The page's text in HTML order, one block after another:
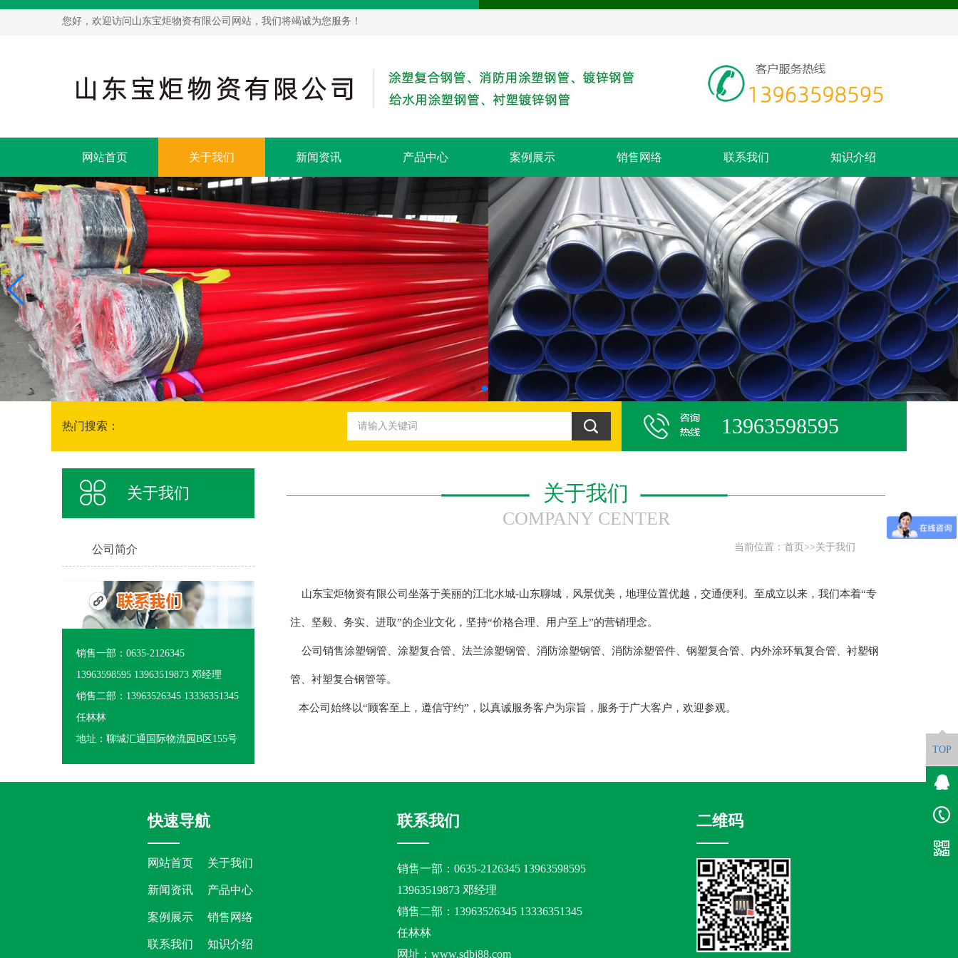
您好，欢迎访问山东宝炬物资有限公司网站，我们将竭诚为您服务！
网站首页 关于我们 新闻资讯 产品中心 案例展示 销售网络 联系我们 知识介绍
热门搜索： 13963598595
关于我们
公司简介
销售一部：0635-2126345
13963598595 13963519873 邓经理
销售二部：13963526345 13336351345
任林林
地址：聊城汇通国际物流园B区155号
关于我们
COMPANY CENTER
当前位置： 首页 >>关于我们
山东宝炬物资有限公司坐落于美丽的江北水城-山东聊城，风景优美，地理位置优越，交通便利。至成立以来，我们本着“专
注、坚毅、务实、进取”的企业文化，坚持“价格合理、用户至上”的营销理念。
公司销售涂塑钢管、涂塑复合管、法兰涂塑钢管、消防涂塑钢管、消防涂塑管件、钢塑复合管、内外涂环氧复合管、衬塑钢
管、衬塑复合钢管等。
本公司始终以“顾客至上，遵信守约”，以真诚服务客户为宗旨，服务于广大客户，欢迎参观。
快速导航
网站首页 关于我们
新闻资讯 产品中心
案例展示 销售网络
联系我们 知识介绍
联系我们
销售一部：0635-2126345 13963598595
13963519873 邓经理
销售二部：13963526345 13336351345
任林林
网址：www.sdbj88.com
二维码
TOP